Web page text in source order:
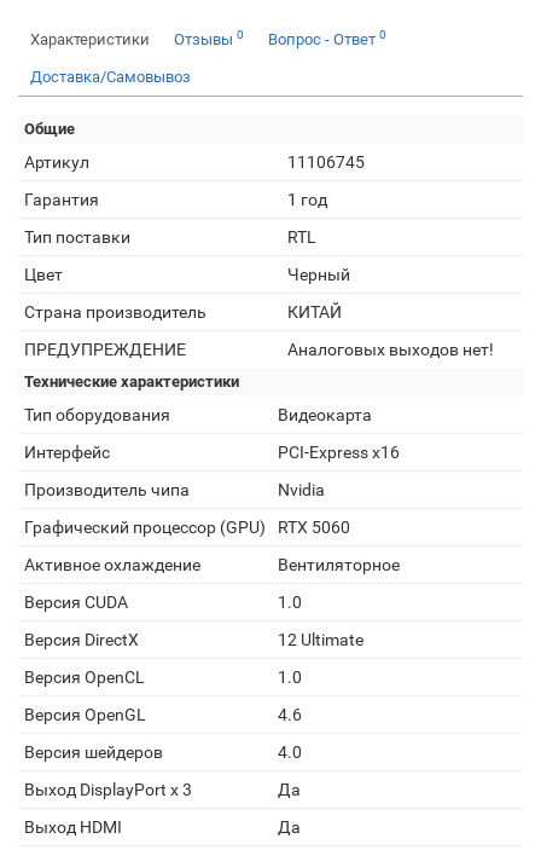
Характеристики Отзывы 0 Вопрос - Ответ 0
Доставка/Самовывоз
Общие
Артикул
11106745
Гарантия
1 год
Тип поставки
RTL
Цвет
Черный
Страна производитель
КИТАЙ
ПРЕДУПРЕЖДЕНИЕ
Аналоговых выходов нет!
Технические характеристики
Тип оборудования
Видеокарта
Интерфейс
PCI-Express x16
Производитель чипа
Nvidia
Графический процессор (GPU)
RTX 5060
Активное охлаждение
Вентиляторное
Версия CUDA
1.0
Версия DirectX
12 Ultimate
Версия OpenCL
1.0
Версия OpenGL
4.6
Версия шейдеров
4.0
Выход DisplayPort x 3
Да
Выход HDMI
Да